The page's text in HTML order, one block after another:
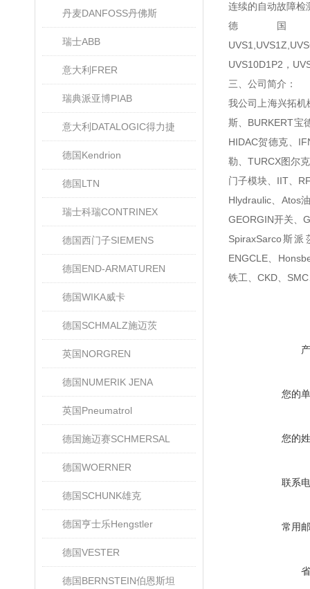
丹麦DANFOSS丹佛斯
瑞士ABB
意大利FRER
瑞典派亚博PIAB
意大利DATALOGIC得力捷
德国Kendrion
德国LTN
瑞士科瑞CONTRINEX
德国西门子SIEMENS
德国END-ARMATUREN
德国WIKA威卡
德国SCHMALZ施迈茨
英国NORGREN
德国NUMERIK JENA
英国Pneumatrol
德国施迈赛SCHMERSAL
德国WOERNER
德国SCHUNK雄克
德国亨士乐Hengstler
德国VESTER
德国BERNSTEIN伯恩斯坦
连续的自动故障检
德
UVS10D1P2，
三、公司简介：
我公司上海兴拓机
斯、BURKERT宝
HIDAC贺德克、
勒、TURCX图尔
门子模块、IIT、
Hlydraulic、Atos
GEORGIN开关、
SpiraxSarco斯派
ENGCLE、
铁工、CKD、
您的
您的
联系
常用